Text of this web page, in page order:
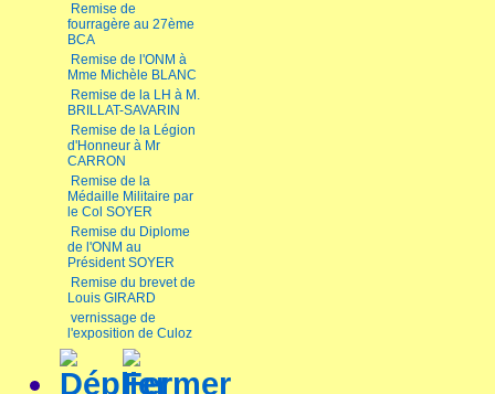
Remise de
fourragère au 27ème
BCA
Remise de l'ONM à
Mme Michèle BLANC
Remise de la LH à M.
BRILLAT-SAVARIN
Remise de la Légion
d'Honneur à Mr
CARRON
Remise de la
Médaille Militaire par
le Col SOYER
Remise du Diplome
de l'ONM au
Président SOYER
Remise du brevet de
Louis GIRARD
vernissage de
l'exposition de Culoz